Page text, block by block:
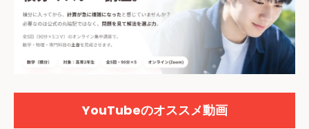
YouTubeのオススメ動画